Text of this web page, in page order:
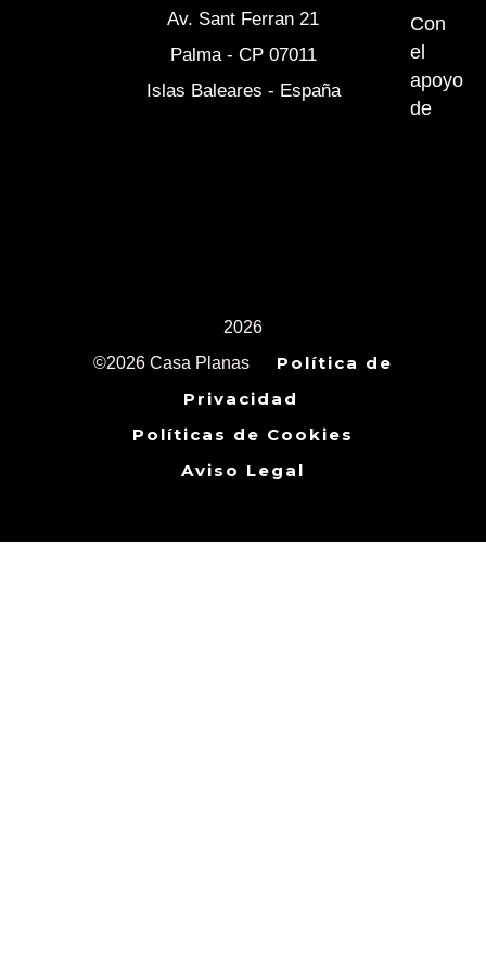
Av. Sant Ferran 21
Palma - CP 07011
Islas Baleares - España
Con
el
apoyo
de
2026
©2026 Casa Planas
Política de
Privacidad
Políticas de Cookies
Aviso Legal